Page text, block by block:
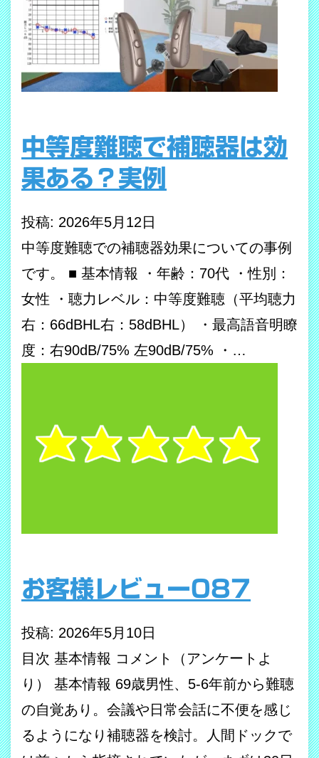
中等度難聴で補聴器は効
果ある？実例
投稿: 2026年5月12日
中等度難聴での補聴器効果についての事例
です。 ■ 基本情報 ・年齢：70代 ・性別：
女性 ・聴力レベル：中等度難聴（平均聴力
右：66dBHL右：58dBHL） ・最高語音明瞭
度：右90dB/75% 左90dB/75% ・…
お客様レビュー087
投稿: 2026年5月10日
目次 基本情報 コメント（アンケートよ
り） 基本情報 69歳男性、5-6年前から難聴
の自覚あり。会議や日常会話に不便を感じ
るようになり補聴器を検討。人間ドックで